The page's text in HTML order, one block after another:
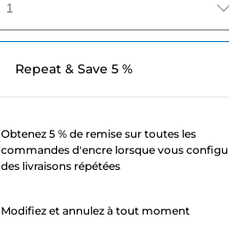
1
Repeat & Save 5 %
Obtenez 5 % de remise sur toutes les
commandes d'encre lorsque vous
des livraisons répétées
Modifiez et annulez à tout moment